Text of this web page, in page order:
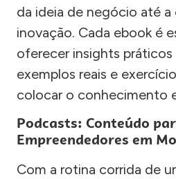
da ideia de negócio até a
inovação. Cada ebook é
oferecer insights práticos
exemplos reais e
colocar o conhecimento
Podcasts: Conteúdo
Empreendedores em
Com a rotina corrida de